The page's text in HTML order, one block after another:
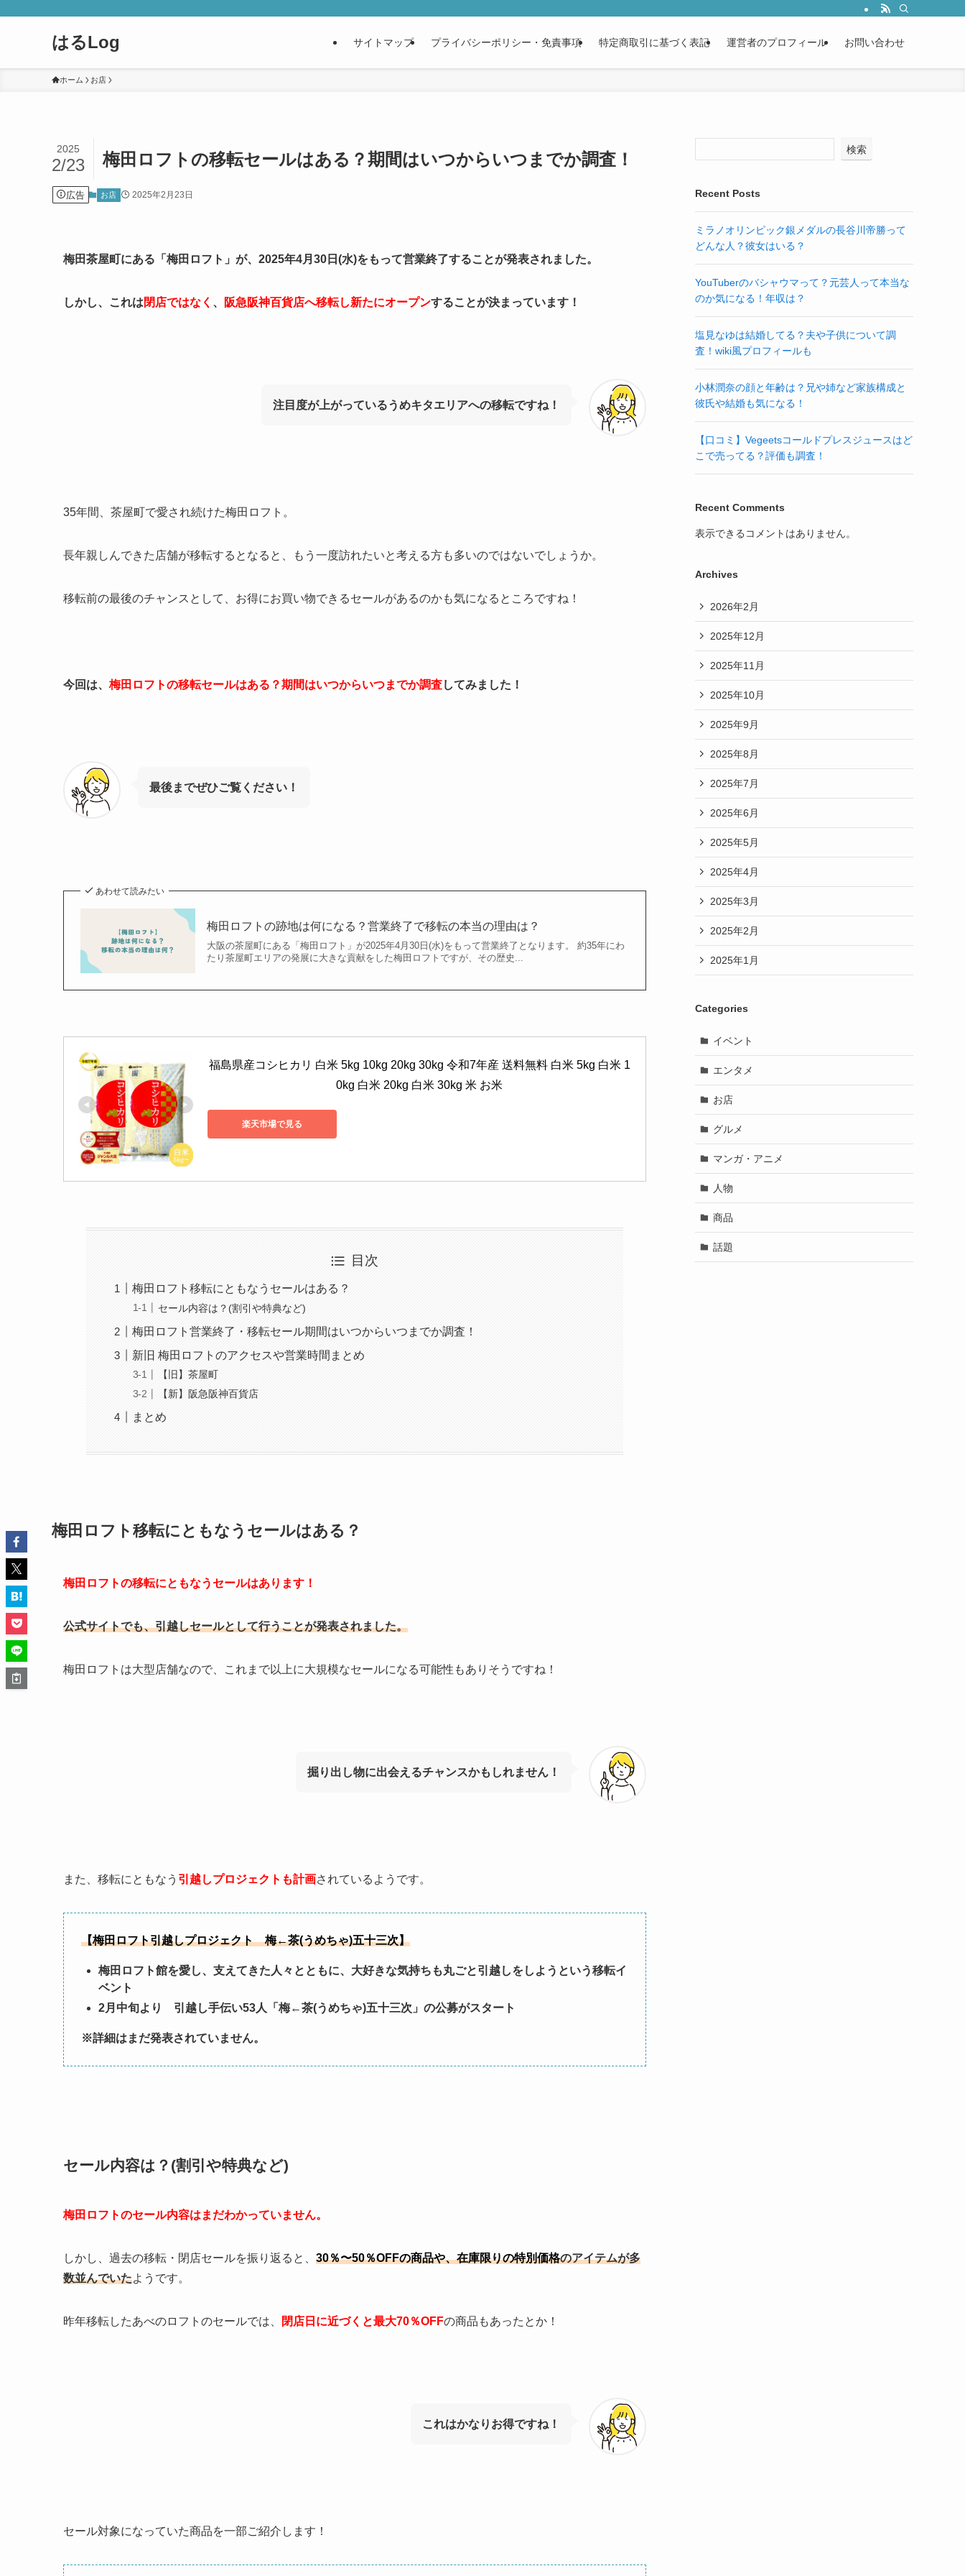
はるLog サイトマップ プライバシーポリシー・免責事項 特定商取引に基づく表記 運営者のプロフィール お問い合わせ
ホーム お店
梅田ロフトの移転セールはある？期間はいつからいつまでか調査！
2025
2/23
広告 お店 2025年2月23日
梅田茶屋町にある「梅田ロフト」が、2025年4月30日(水)をもって営業終了することが発表されました。
しかし、これは閉店ではなく 、 阪急阪神百貨店へ移転し新たにオープンすることが決まっています！
注目度が上がっているうめキタエリアへの移転ですね！
35年間、茶屋町で愛され続けた梅田ロフト。
長年親しんできた店舗が移転するとなると、もう一度訪れたいと考える方も多いのではないでしょうか。
移転前の最後のチャンスとして、お得にお買い物できるセールがあるのかも気になるところですね！
今回は、 梅田ロフトの移転セールはある？期間はいつからいつまでか調査してみました！
最後までぜひご覧ください！
あわせて読みたい
梅田ロフトの跡地は何になる？営業終了で移転の本当の理由は？
大阪の茶屋町にある「梅田ロフト」が2025年4月30日(水)をもって営業終了となります。 約35年にわ
たり茶屋町エリアの発展に大きな貢献をした梅田ロフトですが、その歴史...
福島県産コシヒカリ 白米 5kg 10kg 20kg 30kg 令和7年産 送料無料 白米 5kg 白米 1
0kg 白米 20kg 白米 30kg 米 お米
楽天市場で見る
目次
梅田ロフト移転にともなうセールはある？
セール内容は？(割引や特典など)
梅田ロフト営業終了・移転セール期間はいつからいつまでか調査！
新旧 梅田ロフトのアクセスや営業時間まとめ
【旧】茶屋町
【新】阪急阪神百貨店
まとめ
梅田ロフト移転にともなうセールはある？
梅田ロフトの移転にともなうセールはあります！
公式サイトでも、引越しセールとして行うことが発表されました。
梅田ロフトは大型店舗なので、これまで以上に大規模なセールになる可能性もありそうですね！
掘り出し物に出会えるチャンスかもしれません！
また、移転にともなう 引越しプロジェクトも計画されているようです。
【梅田ロフト引越しプロジェクト 梅←茶(うめちゃ)五十三次】
梅田ロフト館を愛し、支えてきた人々とともに、大好きな気持ちも丸ごと引越しをしようという移転イ
ベント
2月中旬より 引越し手伝い53人「梅←茶(うめちゃ)五十三次」の公募がスタート
※詳細はまだ発表されていません。
セール内容は？(割引や特典など)
梅田ロフトのセール内容はまだわかっていません。
しかし、過去の移転・閉店セールを振り返ると、 30％〜50％OFFの商品や、在庫限りの特別価格のアイテムが多
数並んでいたようです。
昨年移転したあべのロフトのセールでは、 閉店日に近づくと最大70％OFFの商品もあったとか！
これはかなりお得ですね！
セール対象になっていた商品を一部ご紹介します！
検索
Recent Posts
ミラノオリンピック銀メダルの長谷川帝勝って
どんな人？彼女はいる？
YouTuberのバシャウマって？元芸人って本当な
のか気になる！年収は？
塩見なゆは結婚してる？夫や子供について調
査！wiki風プロフィールも
小林潤奈の顔と年齢は？兄や姉など家族構成と
彼氏や結婚も気になる！
【口コミ】Vegeetsコールドプレスジュースはど
こで売ってる？評価も調査！
Recent Comments
表示できるコメントはありません。
Archives
2026年2月
2025年12月
2025年11月
2025年10月
2025年9月
2025年8月
2025年7月
2025年6月
2025年5月
2025年4月
2025年3月
2025年2月
2025年1月
Categories
イベント
エンタメ
お店
グルメ
マンガ・アニメ
人物
商品
話題